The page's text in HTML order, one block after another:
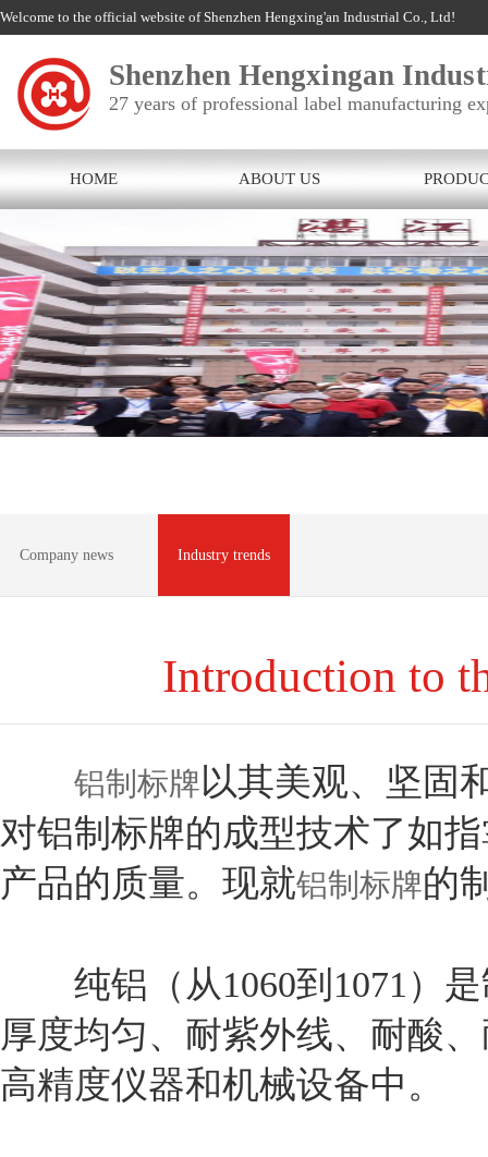
Welcome to the official website of Shenzhen Hengxing'an Industrial Co., Ltd!
Shenzhen Hengxingan
27 years of professional label manufacturing
HOME ABOUT US
Company news Industry trends
Introduction to
铝制标牌以其美观、坚固
对铝制标牌的成型技术了如
产品的质量。现就铝制标牌的
纯铝（从1060到1071）是
厚度均匀、耐紫外线、耐酸
高精度仪器和机械设备中。